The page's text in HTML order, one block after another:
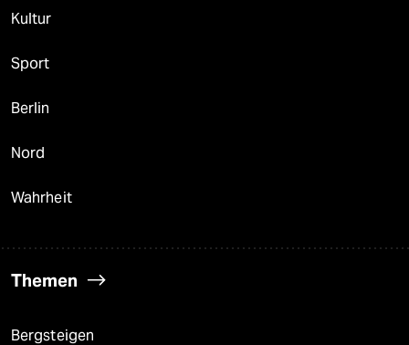
Kultur
Sport
Berlin
Nord
Wahrheit
Themen
Bergsteigen